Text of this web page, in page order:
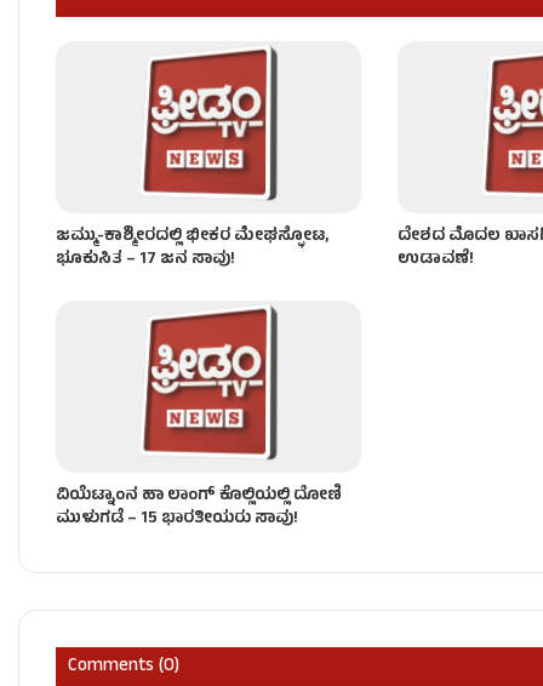
‘ಬ್ರ್ಯಾಂಡ್ ಬೆಂಗಳೂರು’ ವರ್ಸಸ್ ‘ಬರಿದಾದ ಕೃಷಿ’ – ಡಿಕೆಶಿಗೆ
ಜಮ್ಮು-ಕಾಶ್ಮೀರದಲ್ಲಿ ಭೀಕರ ಮೇಘಸ್ಫೋಟ,
ಭೂಕುಸಿತ – 17 ಜನ ಸಾವು!
ದೇಶದ ಮೊದಲ
ಉಡಾವಣೆ!
ವಿಯೆಟ್ನಾಂನ ಹಾ ಲಾಂಗ್ ಕೊಲ್ಲಿಯಲ್ಲಿ ದೋಣಿ
ಮುಳುಗಡೆ – 15 ಭಾರತೀಯರು ಸಾವು!
Comments (0)